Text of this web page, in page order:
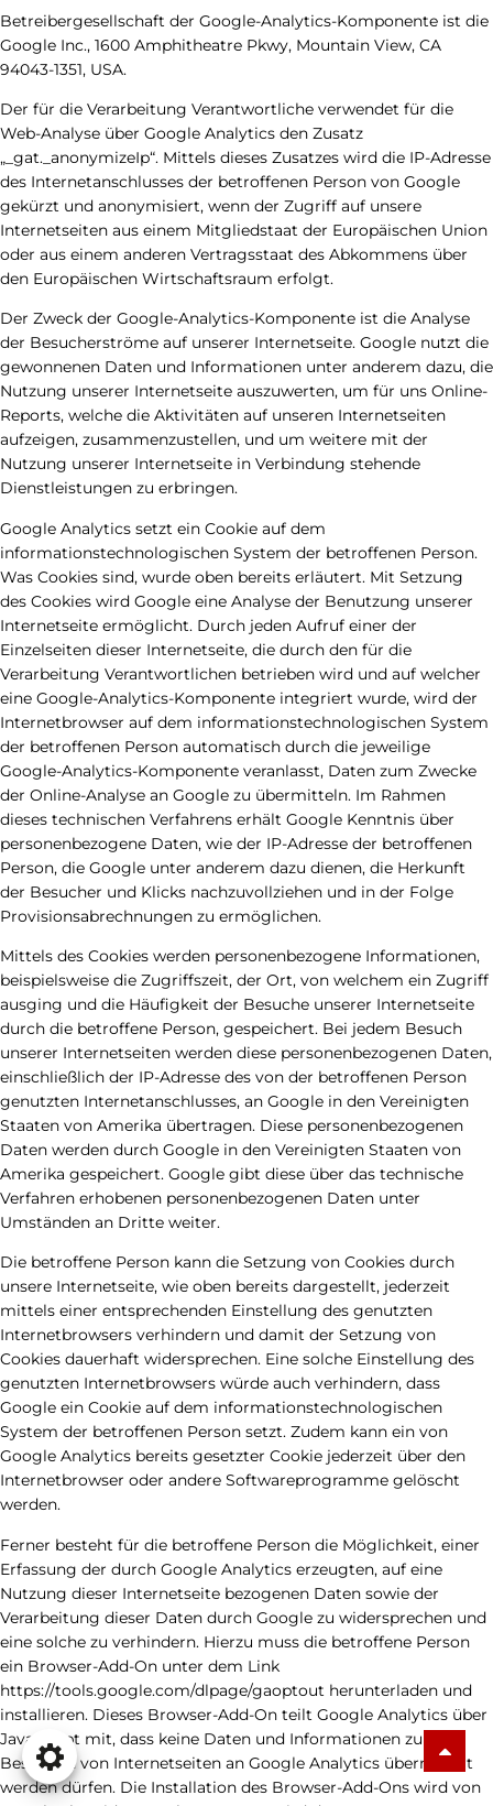
Betreibergesellschaft der Google-Analytics-Komponente ist die
Google Inc., 1600 Amphitheatre Pkwy, Mountain View, CA
94043-1351, USA.
Der für die Verarbeitung Verantwortliche verwendet für die
Web-Analyse über Google Analytics den Zusatz
„_gat._anonymizeIp“. Mittels dieses Zusatzes wird die IP-Adresse
des Internetanschlusses der betroffenen Person von Google
gekürzt und anonymisiert, wenn der Zugriff auf unsere
Internetseiten aus einem Mitgliedstaat der Europäischen Union
oder aus einem anderen Vertragsstaat des Abkommens über
den Europäischen Wirtschaftsraum erfolgt.
Der Zweck der Google-Analytics-Komponente ist die Analyse
der Besucherströme auf unserer Internetseite. Google nutzt die
gewonnenen Daten und Informationen unter anderem dazu, die
Nutzung unserer Internetseite auszuwerten, um für uns Online-
Reports, welche die Aktivitäten auf unseren Internetseiten
aufzeigen, zusammenzustellen, und um weitere mit der
Nutzung unserer Internetseite in Verbindung stehende
Dienstleistungen zu erbringen.
Google Analytics setzt ein Cookie auf dem
informationstechnologischen System der betroffenen Person.
Was Cookies sind, wurde oben bereits erläutert. Mit Setzung
des Cookies wird Google eine Analyse der Benutzung unserer
Internetseite ermöglicht. Durch jeden Aufruf einer der
Einzelseiten dieser Internetseite, die durch den für die
Verarbeitung Verantwortlichen betrieben wird und auf welcher
eine Google-Analytics-Komponente integriert wurde, wird der
Internetbrowser auf dem informationstechnologischen System
der betroffenen Person automatisch durch die jeweilige
Google-Analytics-Komponente veranlasst, Daten zum Zwecke
der Online-Analyse an Google zu übermitteln. Im Rahmen
dieses technischen Verfahrens erhält Google Kenntnis über
personenbezogene Daten, wie der IP-Adresse der betroffenen
Person, die Google unter anderem dazu dienen, die Herkunft
der Besucher und Klicks nachzuvollziehen und in der Folge
Provisionsabrechnungen zu ermöglichen.
Mittels des Cookies werden personenbezogene Informationen,
beispielsweise die Zugriffszeit, der Ort, von welchem ein Zugriff
ausging und die Häufigkeit der Besuche unserer Internetseite
durch die betroffene Person, gespeichert. Bei jedem Besuch
unserer Internetseiten werden diese personenbezogenen Daten,
einschließlich der IP-Adresse des von der betroffenen Person
genutzten Internetanschlusses, an Google in den Vereinigten
Staaten von Amerika übertragen. Diese personenbezogenen
Daten werden durch Google in den Vereinigten Staaten von
Amerika gespeichert. Google gibt diese über das technische
Verfahren erhobenen personenbezogenen Daten unter
Umständen an Dritte weiter.
Die betroffene Person kann die Setzung von Cookies durch
unsere Internetseite, wie oben bereits dargestellt, jederzeit
mittels einer entsprechenden Einstellung des genutzten
Internetbrowsers verhindern und damit der Setzung von
Cookies dauerhaft widersprechen. Eine solche Einstellung des
genutzten Internetbrowsers würde auch verhindern, dass
Google ein Cookie auf dem informationstechnologischen
System der betroffenen Person setzt. Zudem kann ein von
Google Analytics bereits gesetzter Cookie jederzeit über den
Internetbrowser oder andere Softwareprogramme gelöscht
werden.
Ferner besteht für die betroffene Person die Möglichkeit, einer
Erfassung der durch Google Analytics erzeugten, auf eine
Nutzung dieser Internetseite bezogenen Daten sowie der
Verarbeitung dieser Daten durch Google zu widersprechen und
eine solche zu verhindern. Hierzu muss die betroffene Person
ein Browser-Add-On unter dem Link
https://tools.google.com/dlpage/gaoptout herunterladen und
installieren. Dieses Browser-Add-On teilt Google Analytics über
JavaScript mit, dass keine Daten und Informationen zu den
Besuchen von Internetseiten an Google Analytics übermittelt
werden dürfen. Die Installation des Browser-Add-Ons wird von